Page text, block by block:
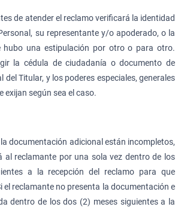
de atender el reclamo verificará la identidad
su representante y/o apoderado, o la
hubo una estipulación por otro o para otro.
la cédula de ciudadanía o documento de
del Titular, y los poderes especiales, generales
exijan según sea el caso.
documentación adicional están incompletos,
al reclamante por una sola vez dentro de los
a la recepción del reclamo para que
el reclamante no presenta la documentación e
dentro de los dos (2) meses siguientes a la